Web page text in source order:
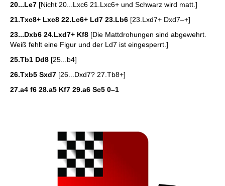
20...Le7 [Nicht 20...Lxc6 21.Lxc6+ und Schwarz wird matt.]
21.Txc8+ Lxc8 22.Lc6+ Ld7 23.Lb6 [23.Lxd7+ Dxd7–+]
23...Dxb6 24.Lxd7+ Kf8 [Die Mattdrohungen sind abgewehrt.
Weiß fehlt eine Figur und der Ld7 ist eingesperrt.]
25.Tb1 Dd8 [25...b4]
26.Txb5 Sxd7 [26...Dxd7? 27.Tb8+]
27.a4 f6 28.a5 Kf7 29.a6 Sc5 0–1